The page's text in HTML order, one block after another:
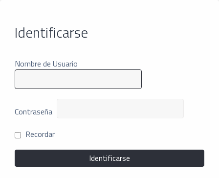
Identificarse
Nombre de Usuario
Contraseña
Recordar